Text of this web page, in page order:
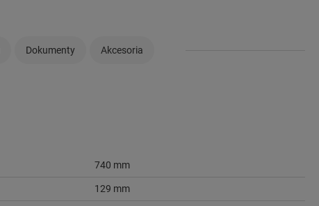
Dokumenty Akcesoria
740 mm
129 mm